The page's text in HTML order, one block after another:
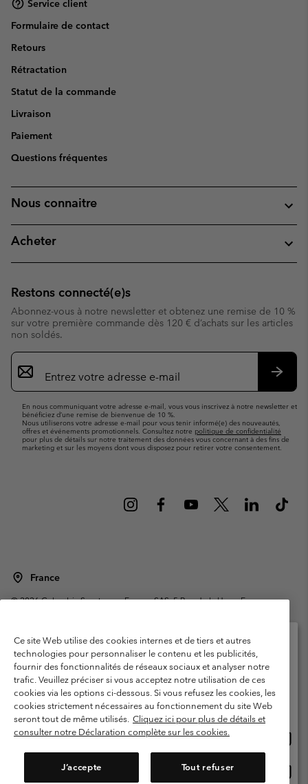
Service client
Formulaire de contact
Retours
Rétractation
Statut de la commande
Livraison
Paiement
Questions fréquentes
Nous connaitre
Acheter
Restons connecté(e)s
Abonnez-vous à notre newsletter et obtenez une remise de 10 %
sur votre première commande dès 120 € d’achats sur les articles
non soldés.
Inscription
par
e-
En nous communiquant votre adresse e-mail, vous vous inscrivez à notre newsletter et
bénéficiez d’une remise de bienvenue de 10 %.
Nous utiliserons votre adresse e-mail pour vous tenir informé(e) des nouveautés,
offres et événements promotionnels. Consultez notre politique de confidentialité
pour plus de détails sur notre traitement des données vous concernant à des fins de
marketing et sur les moyens dont vous disposez pour retirer votre consentement.
France
©2026Columbia Sportswear Europe SAS. 5 Rue de la Haye, Espace
Garanties Légales
Politique de confidentialité
Conditions d'utilisation - Membres
Conditions D'utilisation - Contenu généré par l'utilisateur
Impressum
Cookies
Public CBCR
Ce site Web utilise des cookies internes et de tiers et autres
technologies pour personnaliser le contenu et les publicités,
fournir des fonctionnalités de réseaux sociaux et analyser notre
trafic. Veuillez préciser si vous acceptez notre utilisation de ces
cookies via les options ci-dessous. Si vous refusez les cookies, les
cookies strictement nécessaires au fonctionnement du site Web
seront tout de même utilisés. Cliquez ici pour plus de détails et
consulter notre Déclaration complète sur les cookies.
J’accepte Tout refuser
Veuillez sélectionner votre pays d’expédition et
votre langue
Achats en ligne disponibles
United States
ligne
France